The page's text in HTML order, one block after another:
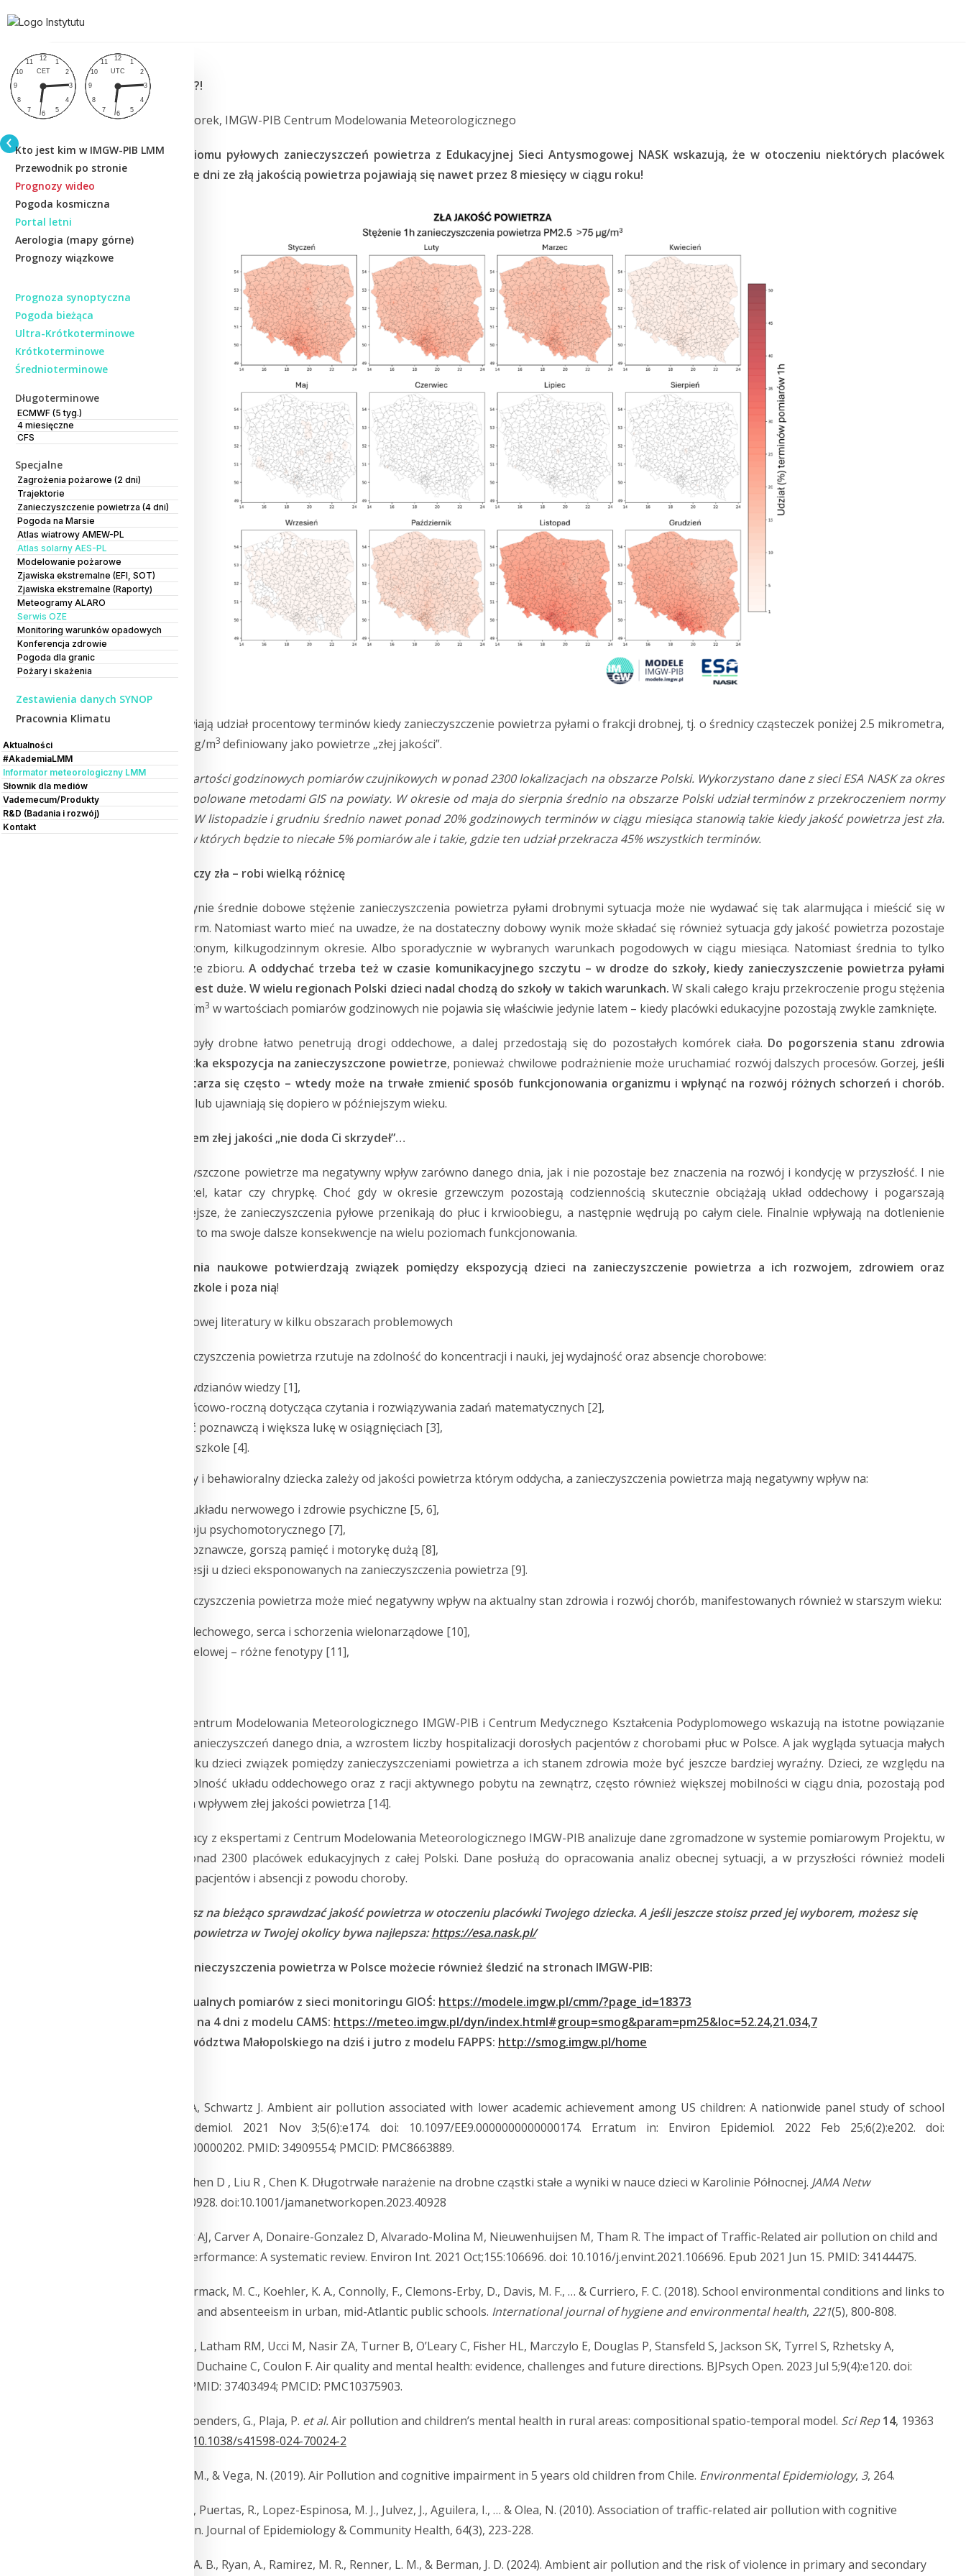
Kto jest kim w IMGW-PIB LMM
Przewodnik po stronie
Prognozy wideo
Pogoda kosmiczna
Portal letni
Aerologia (mapy górne)
Prognozy wiązkowe
Prognoza synoptyczna
Pogoda bieżąca
Ultra-Krótkoterminowe
Krótkoterminowe
Średnioterminowe
Długoterminowe
ECMWF (5 tyg.)
4 miesięczne
CFS
Specjalne
Zagrożenia pożarowe (2 dni)
Trajektorie
Zanieczyszczenie powietrza (4 dni)
Pogoda na Marsie
Atlas wiatrowy AMEW-PL
Atlas solarny AES-PL
Modelowanie pożarowe
Zjawiska ekstremalne (EFI, SOT)
Zjawiska ekstremalne (Raporty)
Meteogramy ALARO
Serwis OZE
Monitoring warunków opadowych
Konferencja zdrowie
Pogoda dla granic
Pożary i skażenia
Zestawienia danych SYNOP
Pracownia Klimatu
Aktualności
#AkademiaLMM
Informator meteorologiczny LMM
Słownik dla mediów
Vademecum/Produkty
R&D (Badania i rozwój)
Kontakt
18 lutego 2025
Ze smogiem do szkoły?!
Autor: dr Joanna Wieczorek, IMGW-PIB Centrum Modelowania Meteorologicznego
Wyniki pomiarów poziomu pyłowych zanieczyszczeń powietrza z Edukacyjnej Sieci Antysmogowej NASK wskazują, że w otoczeniu niektórych placówek
edukacyjnych w Polsce dni ze złą jakością powietrza pojawiają się nawet przez 8 miesięcy w ciągu roku!
Ryc 1. Mapy przedstawiają udział procentowy terminów kiedy zanieczyszczenie powietrza pyłami o frakcji drobnej, tj. o średnicy cząsteczek poniżej 2.5 mikrometra,
przekroczyło próg 75µg/m3 definiowany jako powietrze „złej jakości”.
Wyniki zestawiono z wartości godzinowych pomiarów czujnikowych w ponad 2300 lokalizacjach na obszarze Polski. Wykorzystano dane z sieci ESA NASK za okres
2022-2023. Dane interpolowane metodami GIS na powiaty. W okresie od maja do sierpnia średnio na obszarze Polski udział terminów z przekroczeniem normy
stanowi mniej niż 1%. W listopadzie i grudniu średnio nawet ponad 20% godzinowych terminów w ciągu miesiąca stanowią takie kiedy jakość powietrza jest zła.
Zdarzają się powiaty, w których będzie to niecałe 5% pomiarów ale i takie, gdzie ten udział przekracza 45% wszystkich terminów.
Średnia, dostateczna czy zła – robi wielką różnicę
Biorąc pod uwagę jedynie średnie dobowe stężenie zanieczyszczenia powietrza pyłami drobnymi sytuacja może nie wydawać się tak alarmująca i mieścić się w
zakresie przyjętych norm. Natomiast warto mieć na uwadze, że na dostateczny dobowy wynik może składać się również sytuacja gdy jakość powietrza pozostaje
zła jedynie w ograniczonym, kilkugodzinnym okresie. Albo sporadycznie w wybranych warunkach pogodowych w ciągu miesiąca. Natomiast średnia to tylko
wartość statystyczna ze zbioru.A oddychać trzeba też w czasie komunikacyjnego szczytu – w drodze do szkoły, kiedy zanieczyszczenie powietrza pyłami
drobnymi czy gazami jest duże. W wielu regionach Polski dzieci nadal chodzą do szkoły w takich warunkach. W skali całego kraju przekroczenie progu stężenia
pyłów drobnych 75 µg/m3 w wartościach pomiarów godzinowych nie pojawia się właściwie jedynie latem – kiedy placówki edukacyjne pozostają zwykle zamknięte.
Trzeba pamiętać, że pyły drobne łatwo penetrują drogi oddechowe, a dalej przedostają się do pozostałych komórek ciała. Do pogorszenia stanu zdrowia
wystarczy nawet krótka ekspozycja na zanieczyszczone powietrze, ponieważ chwilowe podrażnienie może uruchamiać rozwój dalszych procesów. Gorzej, jeśli
taka ekspozycja powtarza się często – wtedy może na trwałe zmienić sposób funkcjonowania organizmu i wpłynąć na rozwój różnych schorzeń i chorób.
Niektóre są dyskretne lub ujawniają się dopiero w późniejszym wieku.
Oddychanie powietrzem złej jakości „nie doda Ci skrzydeł”…
Ekspozycja na zanieczyszczone powietrze ma negatywny wpływ zarówno danego dnia, jak i nie pozostaje bez znaczenia na rozwój i kondycję w przyszłość. I nie
chodzi jedynie o kaszel, katar czy chrypkę. Choć gdy w okresie grzewczym pozostają codziennością skutecznie obciążają układ oddechowy i pogarszają
samopoczucie. Istotniejsze, że zanieczyszczenia pyłowe przenikają do płuc i krwioobiegu, a następnie wędrują po całym ciele. Finalnie wpływają na dotlenienie
mózgu i jego pracę – a to ma swoje dalsze konsekwencje na wielu poziomach funkcjonowania.
Dotychczasowe badania naukowe potwierdzają związek pomiędzy ekspozycją dzieci na zanieczyszczenie powietrza a ich rozwojem, zdrowiem oraz
funkcjonowaniem w szkole i poza nią!
Poniżej przegląd światowej literatury w kilku obszarach problemowych
Ekspozycja na zanieczyszczenia powietrza rzutuje na zdolność do koncentracji i nauki, jej wydajność oraz absencje chorobowe:
Gorsze wyniki sprawdzianów wiedzy [1],
Obniżoną ocenę końcowo-roczną dotycząca czytania i rozwiązywania zadań matematycznych [2],
Mniejszą sprawność poznawczą i większa lukę w osiągnięciach [3],
Większą absencję w szkole [4].
Rozwój intelektualny i behawioralny dziecka zależy od jakości powietrza którym oddycha, a zanieczyszczenia powietrza mają negatywny wpływ na:
Zburzenia rozwoju układu nerwowego i zdrowie psychiczne [5, 6],
Upośledzenie rozwoju psychomotorycznego [7],
Obniżone funkcje poznawcze, gorszą pamięć i motorykę dużą [8],
Wyższy poziom agresji u dzieci eksponowanych na zanieczyszczenia powietrza [9].
Ekspozycja na zanieczyszczenia powietrza może mieć negatywny wpływ na aktualny stan zdrowia i rozwój chorób, manifestowanych również w starszym wieku:
Choroby układu oddechowego, serca i schorzenia wielonarządowe [10],
Rozwój astmy oskrzelowej – różne fenotypy [11],
Analizy ekspertów z Centrum Modelowania Meteorologicznego IMGW-PIB i Centrum Medycznego Kształcenia Podyplomowego wskazują na istotne powiązanie
pomiędzy poziomem zanieczyszczeń danego dnia, a wzrostem liczby hospitalizacji dorosłych pacjentów z chorobami płuc w Polsce. A jak wygląda sytuacja małych
pacjentów? W przypadku dzieci związek pomiędzy zanieczyszczeniami powietrza a ich stanem zdrowia może być jeszcze bardziej wyraźny. Dzieci, ze względu na
poziom rozwoju i wydolność układu oddechowego oraz z racji aktywnego pobytu na zewnątrz, często również większej mobilności w ciągu dnia, pozostają pod
większym negatywnym wpływem złej jakości powietrza [14].
ESA NASK we współpracy z ekspertami z Centrum Modelowania Meteorologicznego IMGW-PIB analizuje dane zgromadzone w systemie pomiarowym Projektu, w
którym uczestniczy ponad 2300 placówek edukacyjnych z całej Polski. Dane posłużą do opracowania analiz obecnej sytuacji, a w przyszłości również modeli
prognozowania ruchu pacjentów i absencji z powodu choroby.
Rodzicu już dziś możesz na bieżąco sprawdzać jakość powietrza w otoczeniu placówki Twojego dziecka. A jeśli jeszcze stoisz przed jej wyborem, możesz się
upewnić, gdzie jakość powietrza w Twojej okolicy bywa najlepsza:https://esa.nask.pl/
Pomiary i prognozy zanieczyszczenia powietrza w Polsce możecie również śledzić na stronach IMGW-PIB:
Podsumowanie aktualnych pomiarów z sieci monitoringu GIOŚ: https://modele.imgw.pl/cmm/?page_id=18373
Prognoza dla Polski na 4 dni z modelu CAMS: https://meteo.imgw.pl/dyn/index.html#group=smog&param=pm25&loc=52.24,21.034,7
Prognoza dla województwa Małopolskiego na dziś i jutro z modelu FAPPS: http://smog.imgw.pl/home
[1] Lu W, Hackman DA, Schwartz J. Ambient air pollution associated with lower academic achievement among US children: A nationwide panel study of school
districts. Environ Epidemiol. 2021 Nov 3;5(6):e174. doi: 10.1097/EE9.0000000000000174. Erratum in: Environ Epidemiol. 2022 Feb 25;6(2):e202. doi:
10.1097/EE9.0000000000000202. PMID: 34909554; PMCID: PMC8663889.
[2] Lam PH , Zang E , Chen D , Liu R , Chen K. Długotrwałe narażenie na drobne cząstki stałe a wyniki w nauce dzieci w Karolinie Północnej. JAMA Netw
2023;6(10):e2340928. doi:10.1001/jamanetworkopen.2023.40928
[3] Stenson C, Wheeler AJ, Carver A, Donaire-Gonzalez D, Alvarado-Molina M, Nieuwenhuijsen M, Tham R. The impact of Traffic-Related air pollution on child and
adolescent academic Performance: A systematic review. Environ Int. 2021 Oct;155:106696. doi: 10.1016/j.envint.2021.106696. Epub 2021 Jun 15. PMID: 34144475.
[4] Berman, J. D., McCormack, M. C., Koehler, K. A., Connolly, F., Clemons-Erby, D., Davis, M. F., … & Curriero, F. C. (2018). School environmental conditions and links to
academic performance and absenteeism in urban, mid-Atlantic public schools. International journal of hygiene and environmental health, 221(5), 800-808.
[5] Bhui K, Newbury JB, Latham RM, Ucci M, Nasir ZA, Turner B, O’Leary C, Fisher HL, Marczylo E, Douglas P, Stansfeld S, Jackson SK, Tyrrel S, Rzhetsky A,
Kinnersley R, Kumar P, Duchaine C, Coulon F. Air quality and mental health: evidence, challenges and future directions. BJPsych Open. 2023 Jul 5;9(4):e120. doi:
10.1192/bjo.2023.507. PMID: 37403494; PMCID: PMC10375903.
[6] Mota-Bertran, A., Coenders, G., Plaja, P. et al.Air pollution and children’s mental health in rural areas: compositional spatio-temporal model. Sci Rep 14, 19363
https://doi.org/10.1038/s41598-024-70024-2
[7] Matus, P., Salgado, M., & Vega, N. (2019). Air Pollution and cognitive impairment in 5 years old children from Chile. Environmental Epidemiology, 3, 264.
[8] Freire, C., Ramos, R., Puertas, R., Lopez-Espinosa, M. J., Julvez, J., Aguilera, I., … & Olea, N. (2010). Association of traffic-related air pollution with cognitive
development in children. Journal of Epidemiology & Community Health, 64(3), 223-228.
[9] Rau, A. T., Harding, A. B., Ryan, A., Ramirez, M. R., Renner, L. M., & Berman, J. D. (2024). Ambient air pollution and the risk of violence in primary and secondary